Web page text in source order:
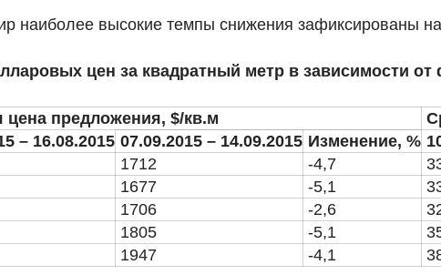
наиболее высокие темпы снижения зафиксированы
цен за квадратный метр в зависимости
цена предложения, $/кв.м
– 16.08.2015 07.09.2015 – 14.09.2015 Изменение, %
1712 -4,7
1677 -5,1
1706 -2,6
1805 -5,1
1947 -4,1